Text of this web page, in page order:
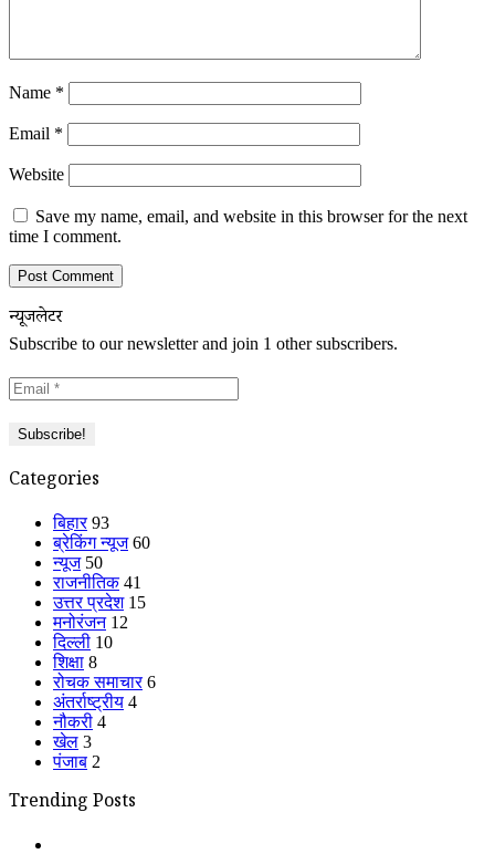
Name *
Email *
Website
Save my name, email, and website in this browser for the next
time I comment.
न्यूजलेटर
Subscribe to our newsletter and join 1 other subscribers.
Categories
बिहार 93
ब्रेकिंग न्यूज 60
न्यूज 50
राजनीतिक 41
उत्तर प्रदेश 15
मनोरंजन 12
दिल्ली 10
शिक्षा 8
रोचक समाचार 6
अंतर्राष्ट्रीय 4
नौकरी 4
खेल 3
पंजाब 2
Trending Posts